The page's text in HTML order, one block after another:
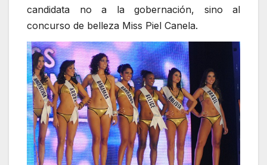
candidata no a la gobernación, sino al
concurso de belleza Miss Piel Canela.